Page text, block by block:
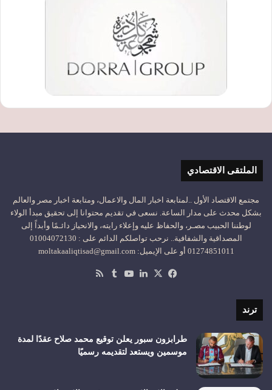
الملتقى الاقتصادي
مجتمع الاقتصاد الأول ..لمتابعة اخبار المال والاعمال، ومتابعة اخبار مصر والعالم
بشكل محدث على مدار الساعة. نسعى في تقديم محتوانا إلى تحقيق مبدأ الولاء
لوطننا الحبيب مصـر، والحفاظ عليه وإعلاء رايته، والانحياز دائـمًا وأبداً إلى
المصداقية والشفافية.. نرحب تواصلكم الدائم على : 01004072130
01274851011 أو على الإيميل: moltakaaliqtisad@gmail.com
فيسبوك
‫X لينكدإن‫YouTube
ترند
طرابزون سبور يعلن توقيع محمد صلاح عقدًا لمدة
موسمين ويستعد لتقديمه رسميًا